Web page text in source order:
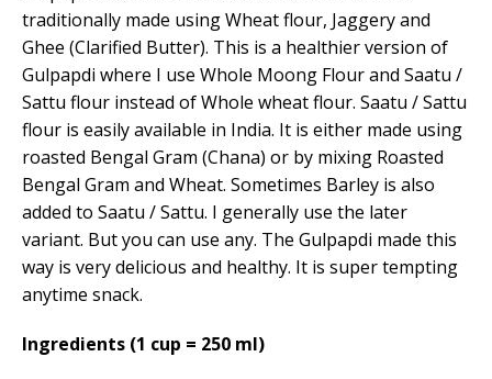
traditionally made using Wheat flour, Jaggery and
Ghee (Clarified Butter). This is a healthier version of
Gulpapdi where I use Whole Moong Flour and Saatu /
Sattu flour instead of Whole wheat flour. Saatu / Sattu
flour is easily available in India. It is either made using
roasted Bengal Gram (Chana) or by mixing Roasted
Bengal Gram and Wheat. Sometimes Barley is also
added to Saatu / Sattu. I generally use the later
variant. But you can use any. The Gulpapdi made this
way is very delicious and healthy. It is super tempting
anytime snack.
Ingredients (1 cup = 250 ml)